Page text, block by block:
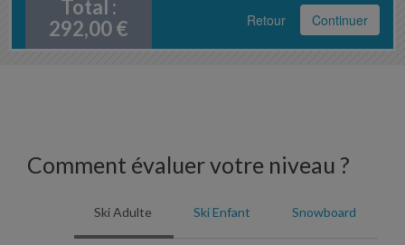
Total :
292,00€ Retour Continuer
Comment évaluer votre niveau ?
Ski Adulte Ski Enfant Snowboard